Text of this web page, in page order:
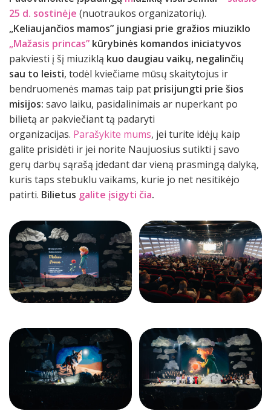
25 d. sostinėje (nuotraukos organizatorių).
„Keliaujančios mamos” jungiasi prie gražios miuziklo
„Mažasis princas” kūrybinės komandos iniciatyvos
pakviesti į šį miuziklą kuo daugiau vaikų, negalinčių
sau to leisti, todėl kviečiame mūsų skaitytojus ir
bendruomenės mamas taip pat prisijungti prie šios
misijos: savo laiku, pasidalinimais ar nuperkant po
bilietą ar pakviečiant tą padaryti
organizacijas. Parašykite mums, jei turite idėjų kaip
galite prisidėti ir jei norite Naujuosius sutikti į savo
gerų darbų sąrašą įdedant dar vieną prasmingą dalyką,
kuris taps stebuklu vaikams, kurie jo net nesitikėjo
patirti. Bilietus galite įsigyti čia.